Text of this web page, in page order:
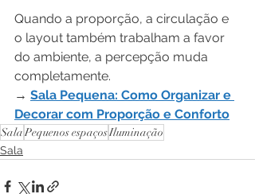
Quando a proporção, a circulação e
o layout também trabalham a favor
do ambiente, a percepção muda
completamente.
→ Sala Pequena: Como Organizar e
Decorar com Proporção e Conforto
SalaPequenos espaçosIluminação
Sala